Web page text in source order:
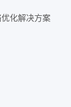
化解决方案